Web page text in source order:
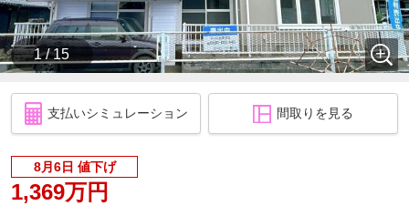
1 / 15
支払いシミュレーション 間取りを見る
8月6日 値下げ
1,369万円